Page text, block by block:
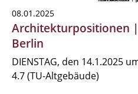
08.01.2025
Architekturpositionen
Berlin
DIENSTAG, den 14.1.2025
4.7 (TU-Altgebäude)